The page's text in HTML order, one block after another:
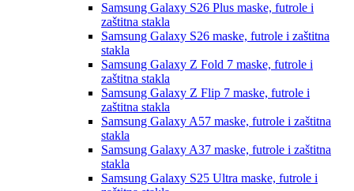
Samsung Galaxy S26 Plus maske, futrole i
zaštitna stakla
Samsung Galaxy S26 maske, futrole i zaštitna
stakla
Samsung Galaxy Z Fold 7 maske, futrole i
zaštitna stakla
Samsung Galaxy Z Flip 7 maske, futrole i
zaštitna stakla
Samsung Galaxy A57 maske, futrole i zaštitna
stakla
Samsung Galaxy A37 maske, futrole i zaštitna
stakla
Samsung Galaxy S25 Ultra maske, futrole i